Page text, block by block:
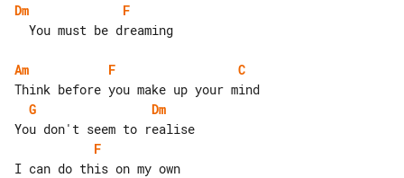
Dm
F
Am F
C
G
Dm
F